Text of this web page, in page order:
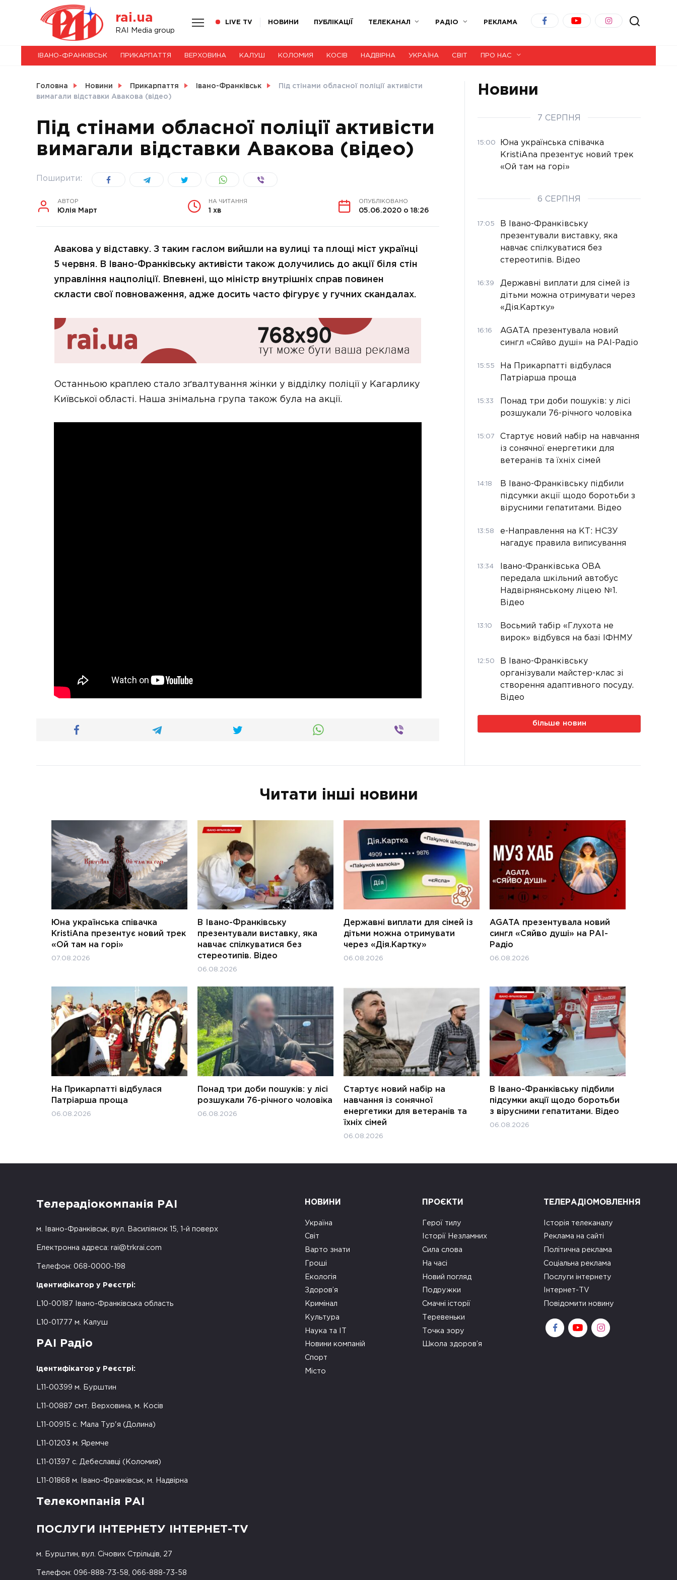
rai.ua
RAI Media group
LIVE TV НОВИНИ ПУБЛІКАЦІЇ ТЕЛЕКАНАЛ РАДІО РЕКЛАМА
НОВИНИ
СВІТ
УКРАЇНА
ІВАНО-ФРАНКІВСЬК ПРИКАРПАТТЯ ВЕРХОВИНА КАЛУШ КОЛОМИЯ КОСІВ НАДВІРНА УКРАЇНА СВІТ ПРО НАС
Головна Новини Прикарпаття Івано-Франківськ
Під стінами обласної поліції активісти
вимагали відставки Авакова (відео)
Під стінами обласної поліції активісти
вимагали відставки Авакова (відео)
Поширити:
АВТОР
Юлія Март
НА ЧИТАННЯ
1 хв
ОПУБЛІКОВАНО
05.06.2020 о 18:26
Авакова у відставку. З таким гаслом вийшли на вулиці та площі міст українці
5 червня. В Івано-Франківську активісти також долучились до акції біля стін
управління нацполіції. Впевнені, що міністр внутрішніх справ повинен
скласти свої повноваження, адже досить часто фігурує у гучних скандалах.
Останньою краплею стало зґвалтування жінки у відділку поліції у Кагарлику
Київської області. Наша знімальна група також була на акції.
Новини
7 СЕРПНЯ
15:00
Юна українська співачка
KristiAna презентує новий трек
«Ой там на горі»
6 СЕРПНЯ
17:05
В Івано-Франківську
презентували виставку, яка
навчає спілкуватися без
стереотипів. Відео
16:39
Державні виплати для сімей із
дітьми можна отримувати через
«Дія.Картку»
16:16
AGATA презентувала новий
сингл «Сяйво душі» на РАІ-Радіо
15:55
На Прикарпатті відбулася
Патріарша проща
15:33
Понад три доби пошуків: у лісі
розшукали 76-річного чоловіка
15:07
Стартує новий набір на навчання
із сонячної енергетики для
ветеранів та їхніх сімей
14:18
В Івано-Франківську підбили
підсумки акції щодо боротьби з
вірусними гепатитами. Відео
13:58
е-Направлення на КТ: НСЗУ
нагадує правила виписування
13:34
Івано-Франківська ОВА
передала шкільний автобус
Надвірнянському ліцею №1.
Відео
13:10
Восьмий табір «Глухота не
вирок» відбувся на базі ІФНМУ
12:50
В Івано-Франківську
організували майстер-клас зі
створення адаптивного посуду.
Відео
більше новин
Читати інші новини
Юна українська співачка
KristiAna презентує новий трек
«Ой там на горі»
07.08.2026
В Івано-Франківську
презентували виставку, яка
навчає спілкуватися без
стереотипів. Відео
06.08.2026
Державні виплати для сімей із
дітьми можна отримувати
через «Дія.Картку»
06.08.2026
AGATA презентувала новий
сингл «Сяйво душі» на РАІ-
Радіо
06.08.2026
На Прикарпатті відбулася
Патріарша проща
06.08.2026
Понад три доби пошуків: у лісі
розшукали 76-річного чоловіка
06.08.2026
Стартує новий набір на
навчання із сонячної
енергетики для ветеранів та
їхніх сімей
06.08.2026
В Івано-Франківську підбили
підсумки акції щодо боротьби
з вірусними гепатитами. Відео
06.08.2026
Телерадіокомпанія РАІ
м. Івано-Франківськ, вул. Василіянок 15, 1-й поверх
Електронна адреса: rai@trkrai.com
Телефон: 068-0000-198
Ідентифікатор у Реєстрі:
L10-00187 Івано-Франківська область
L10-01777 м. Калуш
РАІ Радіо
Ідентифікатор у Реєстрі:
L11-00399 м. Бурштин
L11-00887 смт. Верховина, м. Косів
L11-00915 с. Мала Тур'я (Долина)
L11-01203 м. Яремче
L11-01397 с. Дебеславці (Коломия)
L11-01868 м. Івано-Франківськ, м. Надвірна
Телекомпанія РАІ
ПОСЛУГИ ІНТЕРНЕТУ ІНТЕРНЕТ-TV
м. Бурштин, вул. Січових Стрільців, 27
Телефон: 096-888-73-58, 066-888-73-58
НОВИНИ
Україна
Світ
Варто знати
Гроші
Екологія
Здоров’я
Кримінал
Культура
Наука та ІТ
Новини компаній
Спорт
Місто
ПРОЄКТИ
Герої тилу
Історії Незламних
Сила слова
На часі
Новий погляд
Подружки
Смачні історії
Теревеньки
Точка зору
Школа здоров’я
ТЕЛЕРАДІОМОВЛЕННЯ
Історія телеканалу
Реклама на сайті
Політична реклама
Соціальна реклама
Послуги інтернету
Інтернет-TV
Повідомити новину